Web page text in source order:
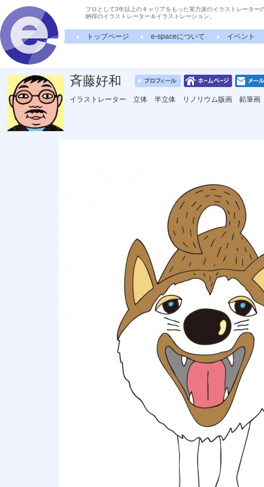
プロとして3年以上のキャリアをもった実力派のイラストレーター
納得のイラストレーター＆イラストレーション。
トップページ e-spaceについて イベント
斉藤好和
イラストレーター 立体 半立体 リノリウム版画 鉛筆画